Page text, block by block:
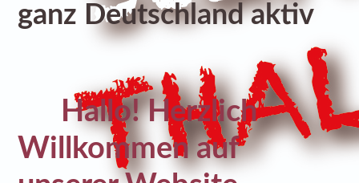
ganz Deutschland aktiv
Hallo! Herzlich
Willkommen auf